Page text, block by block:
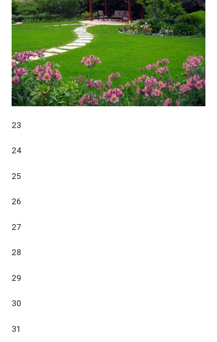
23
24
25
26
27
28
29
30
31